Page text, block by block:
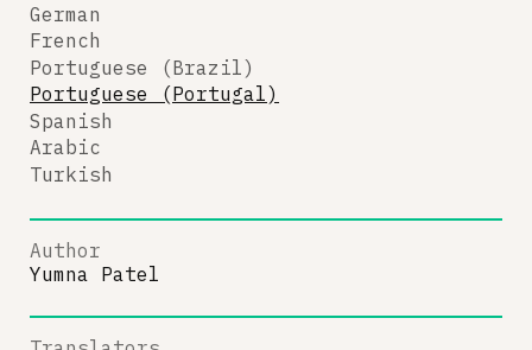
German
French
Portuguese (Brazil)
Portuguese (Portugal)
Spanish
Arabic
Turkish
Author
Yumna Patel